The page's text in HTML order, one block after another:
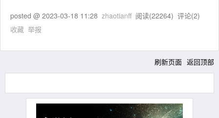
posted @ 2023-03-18 11:28 zhaotianff 阅读(22264) 评论(2)
收藏 举报
刷新页面 返回顶部